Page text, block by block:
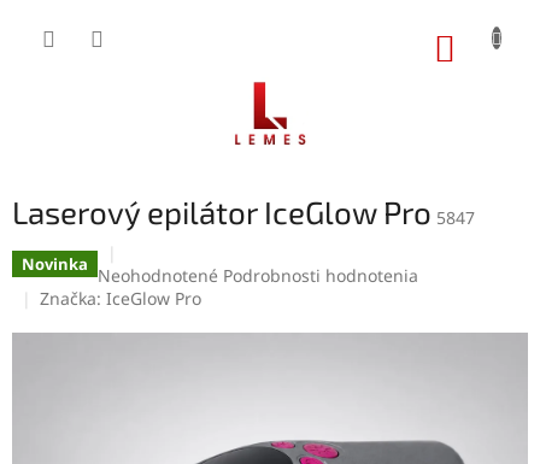
Laserový epilátor IceGlow Pro 5847
Novinka Priemerné
hodnotenie
Neohodnotené Podrobnosti hodnotenia
Značka: IceGlow Pro